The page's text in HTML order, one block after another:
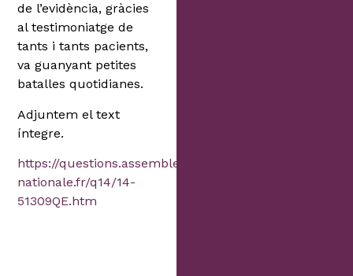
de l’evidència, gràcies
al testimoniatge de
tants i tants pacients,
va guanyant petites
batalles quotidianes.
Adjuntem el text
íntegre.
https://questions.assemblee-
nationale.fr/q14/14-
51309QE.htm